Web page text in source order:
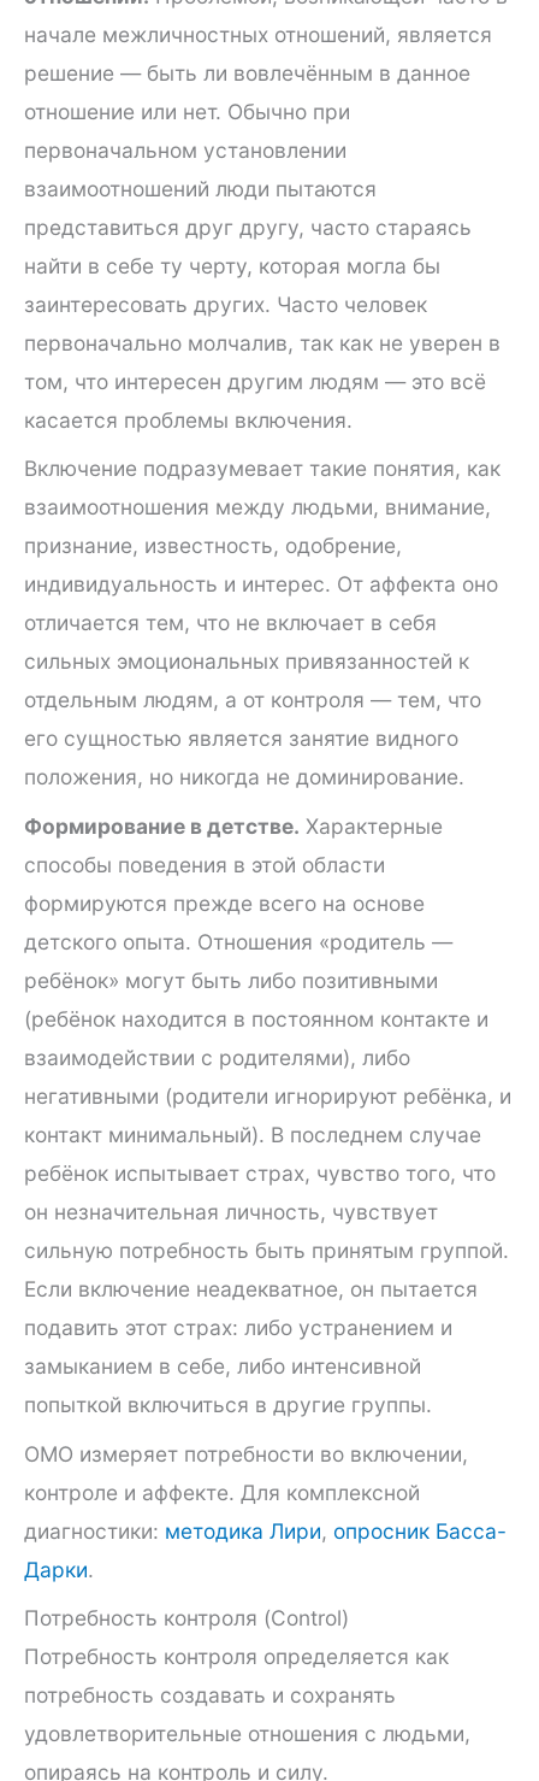
начале межличностных отношений, является
решение — быть ли вовлечённым в данное
отношение или нет. Обычно при
первоначальном установлении
взаимоотношений люди пытаются
представиться друг другу, часто стараясь
найти в себе ту черту, которая могла бы
заинтересовать других. Часто человек
первоначально молчалив, так как не уверен в
том, что интересен другим людям — это всё
касается проблемы включения.
Включение подразумевает такие понятия, как
взаимоотношения между людьми, внимание,
признание, известность, одобрение,
индивидуальность и интерес. От аффекта оно
отличается тем, что не включает в себя
сильных эмоциональных привязанностей к
отдельным людям, а от контроля — тем, что
его сущностью является занятие видного
положения, но никогда не доминирование.
Формирование в детстве. Характерные
способы поведения в этой области
формируются прежде всего на основе
детского опыта. Отношения «родитель —
ребёнок» могут быть либо позитивными
(ребёнок находится в постоянном контакте и
взаимодействии с родителями), либо
негативными (родители игнорируют ребёнка, и
контакт минимальный). В последнем случае
ребёнок испытывает страх, чувство того, что
он незначительная личность, чувствует
сильную потребность быть принятым группой.
Если включение неадекватное, он пытается
подавить этот страх: либо устранением и
замыканием в себе, либо интенсивной
попыткой включиться в другие группы.
ОМО измеряет потребности во включении,
контроле и аффекте. Для комплексной
диагностики: методика Лири, опросник Басса-
Дарки.
Потребность контроля (Control)
Потребность контроля определяется как
потребность создавать и сохранять
удовлетворительные отношения с людьми,
опираясь на контроль и силу.